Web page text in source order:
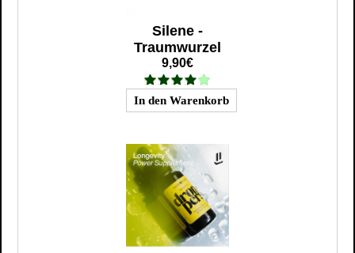
Silene -
Traumwurzel
9,90€